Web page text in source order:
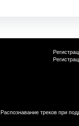
Распознавание треков при